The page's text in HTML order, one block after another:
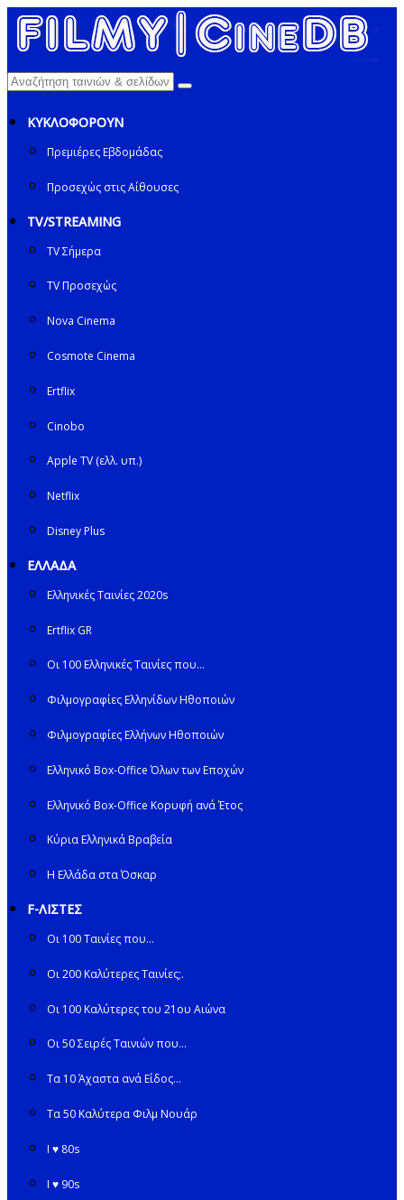
ΚΥΚΛΟΦΟΡΟΥΝ
Πρεμιέρες Εβδομάδας
Προσεχώς στις Αίθουσες
TV/STREAMING
TV Σήμερα
TV Προσεχώς
Nova Cinema
Cosmote Cinema
Ertflix
Cinobo
Apple TV (ελλ. υπ.)
Netflix
Disney Plus
ΕΛΛΑΔΑ
Ελληνικές Ταινίες 2020s
Ertflix GR
Οι 100 Ελληνικές Ταινίες που…
Φιλμογραφίες Ελληνίδων Ηθοποιών
Φιλμογραφίες Ελλήνων Ηθοποιών
Ελληνικό Box-Office Όλων των Εποχών
Ελληνικό Box-Office Κορυφή ανά Έτος
Κύρια Ελληνικά Βραβεία
Η Ελλάδα στα Όσκαρ
F-ΛΙΣΤΕΣ
Οι 100 Ταινίες που…
Οι 200 Καλύτερες Ταινίες;.
Οι 100 Καλύτερες του 21ου Αιώνα
Οι 50 Σειρές Ταινιών που…
Τα 10 Άχαστα ανά Είδος…
Τα 50 Καλύτερα Φιλμ Νουάρ
I ♥ 80s
I ♥ 90s